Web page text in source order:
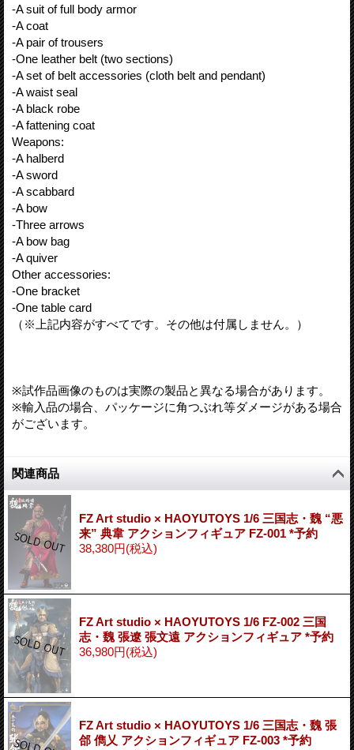
-A suit of full body armor
-A coat
-A pair of trousers
-One leather belt (two sections)
-A set of belt accessories (cloth belt and pendant)
-A waist seal
-A black robe
-A fattening coat
Weapons:
-A halberd
-A sword
-A scabbard
-A bow
-Three arrows
-A bow bag
-A quiver
Other accessories:
-One bracket
-One table card
（※上記内容がすべてです。その他は付属しません。）
※試作品画像のものは実際の製品と異なる場合があります。
※輸入品の場合、パッケージに角つぶれ等ダメージがある場合
がございます。
関連商品
FZ Art studio × HAOYUTOYS 1/6 三国志・魏 “悪
来” 典韋 アクションフィギュア FZ-001 *予約
38,380円(税込)
FZ Art studio × HAOYUTOYS 1/6 FZ-002 三国
志・魏 張遼 張文遠 アクションフィギュア *予約
36,980円(税込)
FZ Art studio × HAOYUTOYS 1/6 三国志・魏 張
郃 儁乂 アクションフィギュア FZ-003 *予約